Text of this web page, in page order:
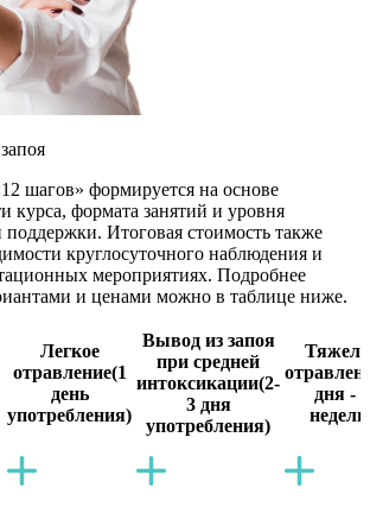
шагов» формируется на основе
курса, формата занятий и уровня
Итоговая стоимость также
круглосуточного наблюдения и
мероприятиях. Подробнее
и ценами можно в таблице ниже.
Легкое
отравление(1
день
употребления)
Вывод из запоя
при средней
интоксикации(2-
3 дня
употребления)
дня - 2